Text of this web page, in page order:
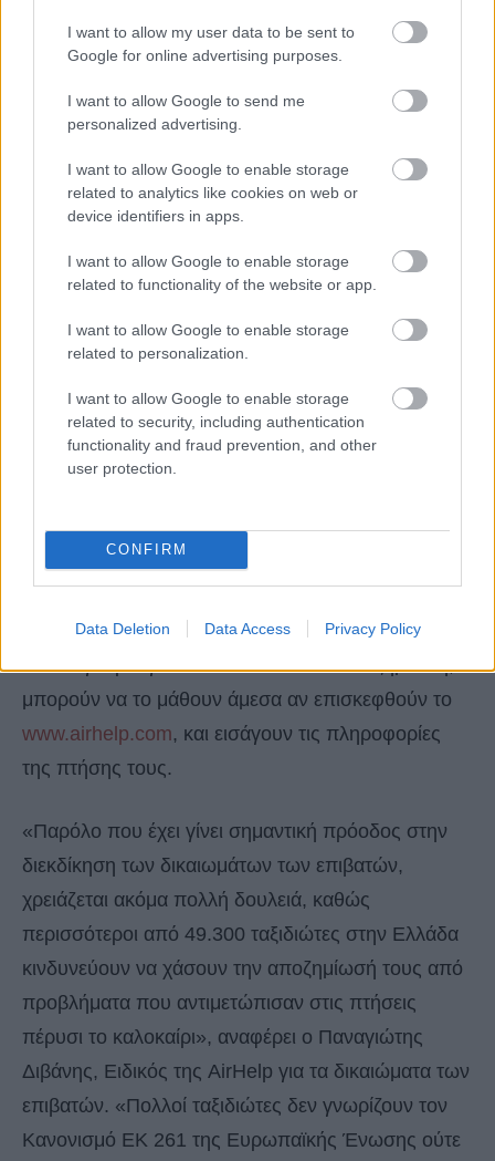
I want to allow my user data to be sent to
Google for online advertising purposes.
I want to allow Google to send me
personalized advertising.
I want to allow Google to enable storage
related to analytics like cookies on web or
device identifiers in apps.
I want to allow Google to enable storage
related to functionality of the website or app.
I want to allow Google to enable storage
related to personalization.
I want to allow Google to enable storage
related to security, including authentication
functionality and fraud prevention, and other
user protection.
CONFIRM
Data Deletion Data Access Privacy Policy
οι επιβάτες δικαιούνται αποζημίωση σε περίπτωση
επιβίβασης και ματαίωσης της πτήσης για λόγους
πετούν από αεροδρόμιο χώρας της Ευρωπαϊκής
Ένωσης με αεροπορική εταιρεία οποιασδήποτε
χώρας και προς αεροδρόμιο χώρας της
Ευρωπαϊκής Ένωσης με αεροπορική εταιρεία
χώρας της Ευρωπαϊκής Ένωσης. Σύμφωνα με
αυτόν τον Κανονισμό, οι επιβάτες μπορούν να
διεκδικήσουν αποζημίωση έως και €600 το άτομο
μέχρι και τρία χρόνια μετά την πτήση. Οι
αεροπορικές εταιρείες μπορούν να αποποιηθούν
περιπτώσεις όπως άσχημες καιρικές συνθήκες,
τρομοκρατία ή δολιοφθορά ή εξαιτίας κινδύνων για
της εναέριας κυκλοφορίας. Εάν οι επιβάτες δεν
είναι σίγουροι για το εάν δικαιούνται αποζημίωση,
μπορούν να το μάθουν άμεσα αν επισκεφθούν το
www.airhelp.com, και εισάγουν τις πληροφορίες
της πτήσης τους.
«Παρόλο που έχει γίνει σημαντική πρόοδος στην
διεκδίκηση των δικαιωμάτων των επιβατών,
χρειάζεται ακόμα πολλή δουλειά, καθώς
περισσότεροι από 49.300 ταξιδιώτες στην Ελλάδα
κινδυνεύουν να χάσουν την αποζημίωσή τους από
προβλήματα που αντιμετώπισαν στις πτήσεις
πέρυσι το καλοκαίρι», αναφέρει ο Παναγιώτης
Διβάνης, Ειδικός της AirHelp για τα δικαιώματα των
επιβατών. «Πολλοί ταξιδιώτες δεν γνωρίζουν τον
Κανονισμό ΕΚ 261 της Ευρωπαϊκής Ένωσης ούτε